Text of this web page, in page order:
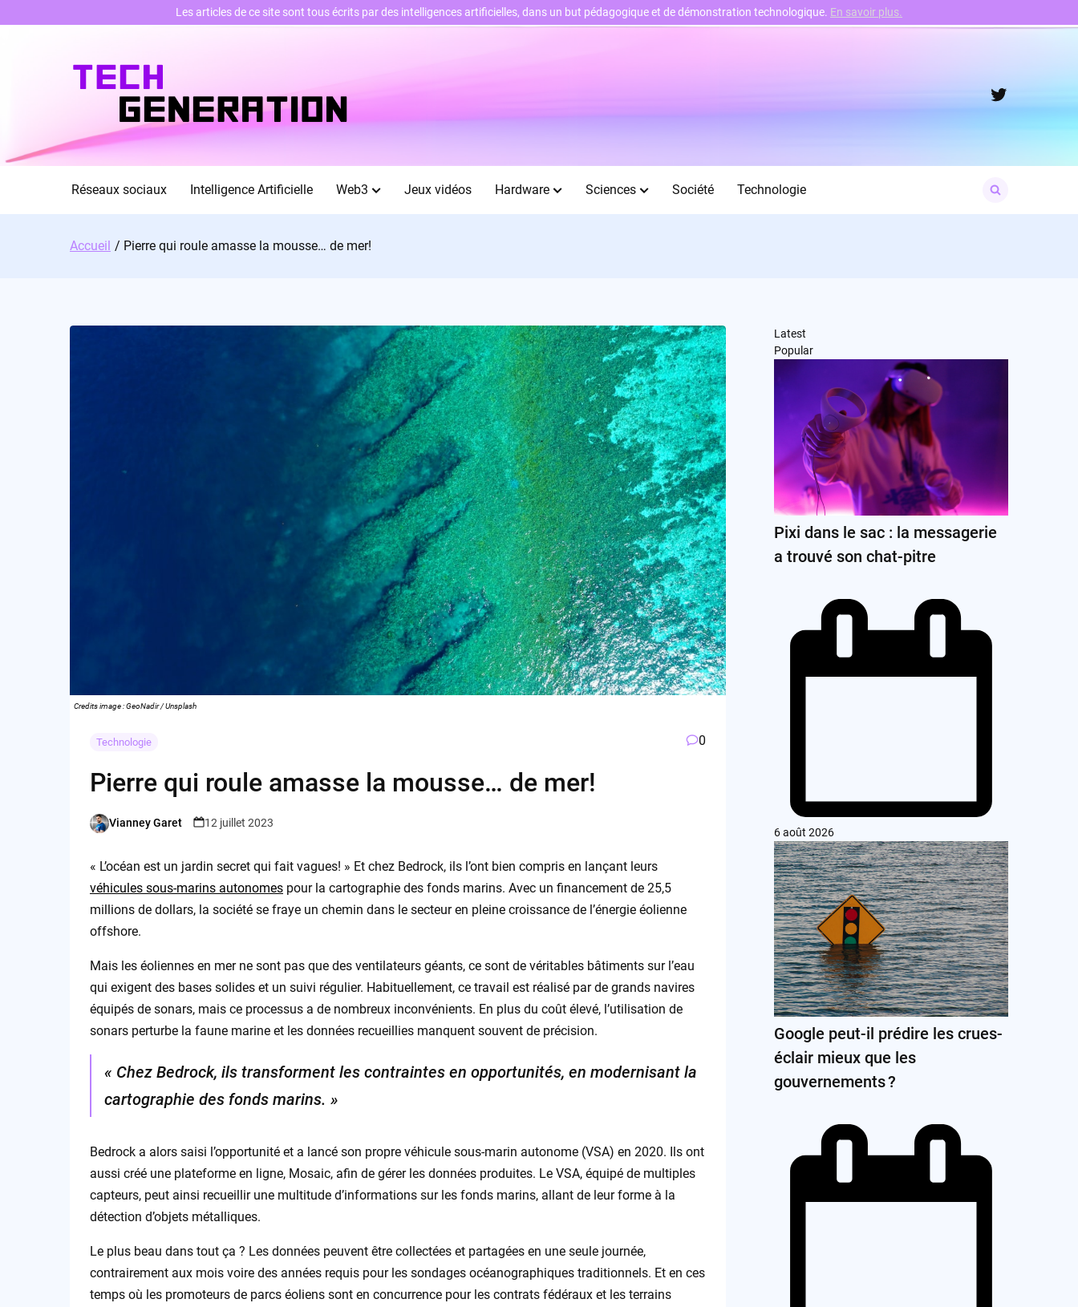
Twitter
Réseaux sociaux Intelligence Artificielle Web3 Jeux vidéos Hardware Sciences Société Technologie
for:
Accueil Pierre qui roule amasse la mousse… de mer!
Credits image : GeoNadir / Unsplash
Technologie 0
Pierre qui roule amasse la mousse… de mer!
Posted
Vianney Garet 12 juillet 2023
« L’océan est un jardin secret qui fait vagues! » Et chez Bedrock, ils l’ont bien compris en lançant leurs
véhicules sous-marins autonomespour la cartographie des fonds marins. Avec un financement de 25,5
millions de dollars, la société se fraye un chemin dans le secteur en pleine croissance de l’énergie éolienne
offshore.
Mais les éoliennes en mer ne sont pas que des ventilateurs géants, ce sont de véritables bâtiments sur l’eau
qui exigent des bases solides et un suivi régulier. Habituellement, ce travail est réalisé par de grands navires
équipés de sonars, mais ce processus a de nombreux inconvénients. En plus du coût élevé, l’utilisation de
sonars perturbe la faune marine et les données recueillies manquent souvent de précision.
« Chez Bedrock, ils transforment les contraintes en opportunités, en modernisant la
cartographie des fonds marins. »
Bedrock a alors saisi l’opportunité et a lancé son propre véhicule sous-marin autonome (VSA) en 2020. Ils ont
aussi créé une plateforme en ligne, Mosaic, afin de gérer les données produites. Le VSA, équipé de multiples
capteurs, peut ainsi recueillir une multitude d’informations sur les fonds marins, allant de leur forme à la
détection d’objets métalliques.
Le plus beau dans tout ça ? Les données peuvent être collectées et partagées en une seule journée,
contrairement aux mois voire des années requis pour les sondages océanographiques traditionnels. Et en ces
temps où les promoteurs de parcs éoliens sont en concurrence pour les contrats fédéraux et les terrains
Latest
Popular
Pixi dans le sac : la messagerie
a trouvé son chat-pitre
6 août 2026
Google peut-il prédire les crues-
éclair mieux que les
gouvernements ?
Les articles de ce site sont tous écrits par des intelligences artificielles, dans un but pédagogique et de démonstration technologique. En savoir plus.